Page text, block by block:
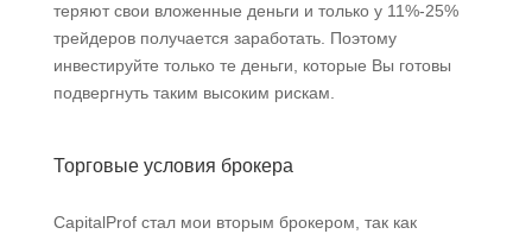
теряют свои вложенные деньги и только у 11%-25%
трейдеров получается заработать. Поэтому
инвестируйте только те деньги, которые Вы готовы
подвергнуть таким высоким рискам.
Торговые условия брокера
CapitalProf стал мои вторым брокером, так как